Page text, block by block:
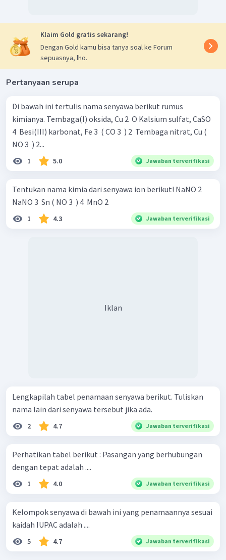
Klaim Gold gratis sekarang!
Dengan Gold kamu bisa tanya soal ke Forum
sepuasnya, lho.
Pertanyaan serupa
Di bawah ini tertulis nama senyawa berikut rumus
kimianya. Tembaga(I) oksida, Cu 2 ​ O Kalsium sulfat, CaSO
4 ​ Besi(III) karbonat, Fe 3 ​ ( CO 3 ​ ) 2 ​ Tembaga nitrat, Cu (
NO 3 ​ ) 2...
1 5.0 Jawaban terverifikasi
Tentukan nama kimia dari senyawa ion berikut! NaNO 2 ​
NaNO 3 ​ Sn ( NO 3 ​ ) 4 ​ MnO 2 ​
1 4.3 Jawaban terverifikasi
Iklan
Lengkapilah tabel penamaan senyawa berikut. Tuliskan
nama lain dari senyawa tersebut jika ada.
2 4.7 Jawaban terverifikasi
Perhatikan tabel berikut : Pasangan yang berhubungan
dengan tepat adalah ....
1 4.0 Jawaban terverifikasi
Kelompok senyawa di bawah ini yang penamaannya sesuai
kaidah IUPAC adalah ....
5 4.7 Jawaban terverifikasi